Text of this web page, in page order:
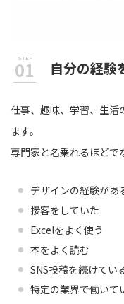
自分の経験
仕事、趣味、学習、生活
ます。
専門家と名乗れるほどで
デザインの経験があ
接客をしていた
Excelをよく使う
本をよく読む
SNS投稿を続けてい
特定の業界で働いて